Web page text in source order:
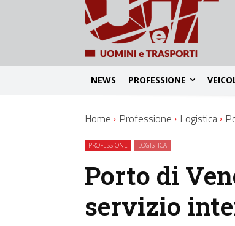
NEWS PROFESSIONE
Home Professione Logistica
PROFESSIONE LOGISTICA
Porto di
servizio